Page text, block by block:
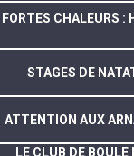
FORTES CHALEURS :
STAGES DE
ATTENTION AUX
LE CLUB DE